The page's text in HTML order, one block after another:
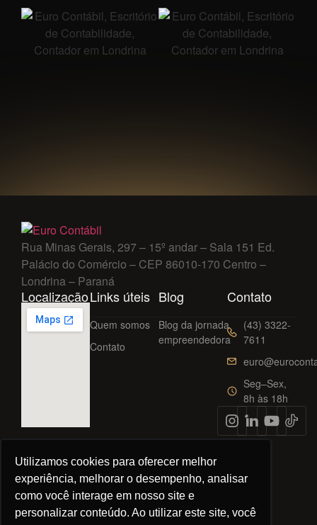
Utilizamos cookies para oferecer melhor
experiência, melhorar o desempenho, analisar
como você interage em nosso site e
personalizar conteúdo. Ao utilizar este site, você
Rua Minas Gerais, 297 – 15º andar – Sala 151 Ed.
Palácio do Comércio – CEP 86010-170 Centro –
Londrina – Paraná
LocalizaçãoLinks úteis
Quem somos
Contato
Blog
Blog da jornada
empreendedora
Contato
(43) 3322-
7611
Seg–Sex,
8h às 18h
© Euro Contábil. Todos os direitos reservados.
Política de privacidade